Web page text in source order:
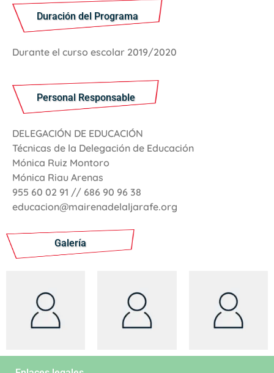
Duración del Programa
Durante el curso escolar 2019/2020
Personal Responsable
DELEGACIÓN DE EDUCACIÓN
Técnicas de la Delegación de Educación
Mónica Ruiz Montoro
Mónica Riau Arenas
955 60 02 91 // 686 90 96 38
educacion@mairenadelaljarafe.org
Galería